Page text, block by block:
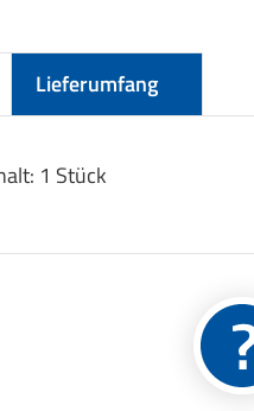
Lieferumfang
1 Stück